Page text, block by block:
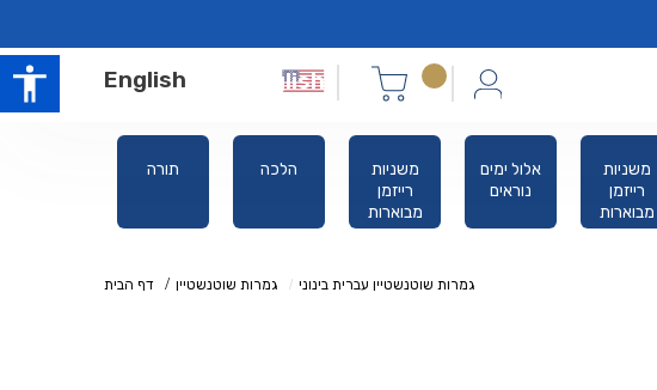
English
תורה הלכה
משניות
רייזמן
מבוארות
אלול ימים
נוראים
משניות
רייזמן
מבוארות
כיס
דף הבית גמרות שוטנשטיין גמרות שוטנשטיין עברית בינוני